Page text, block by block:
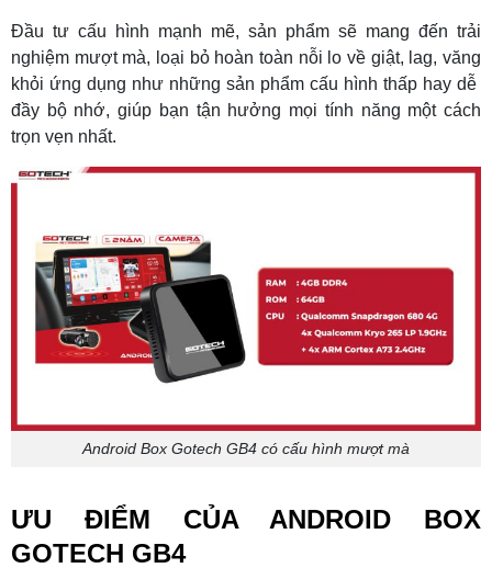
Đầu tư cấu hình mạnh mẽ, sản phẩm sẽ mang đến trải
nghiệm mượt mà, loại bỏ hoàn toàn nỗi lo về giật, lag, văng
khỏi ứng dụng như những sản phẩm cấu hình thấp hay dễ
đầy bộ nhớ, giúp bạn tận hưởng mọi tính năng một cách
trọn vẹn nhất.
Android Box Gotech GB4 có cấu hình mượt mà
ƯU ĐIỂM CỦA ANDROID BOX
GOTECH GB4